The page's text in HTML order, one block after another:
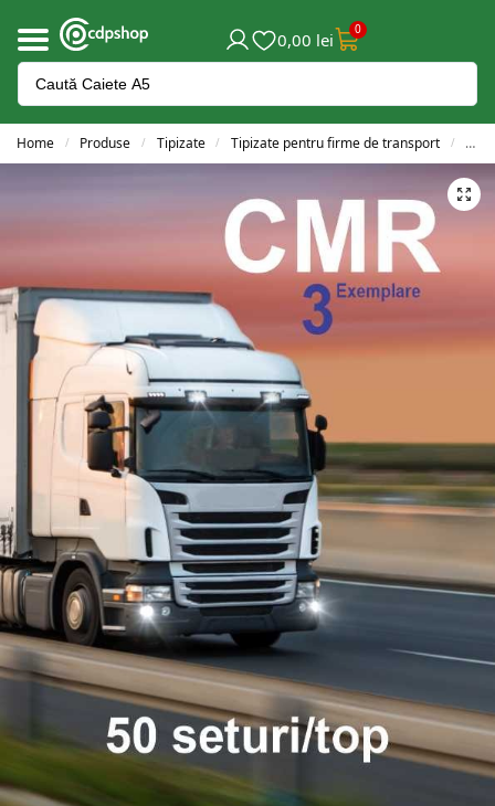
0,00 lei 0
Home / Produse / Tipizate / Tipizate pentru firme de transport /